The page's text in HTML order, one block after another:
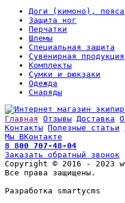
Доги (кимоно), пояса
Защита ног
Перчатки
Шлемы
Специальная защита
Сувенирная продукция
Комплекты
Сумки и рюкзаки
Одежда
Снаряды
Главная Отзывы Доставка
Контакты Полезные статьи
Мы ВКонтакте
8 800 707-48-04
Заказать обратный звонок
Copyright © 2016 - 2023
Все права защищены.
Разработка smartycms